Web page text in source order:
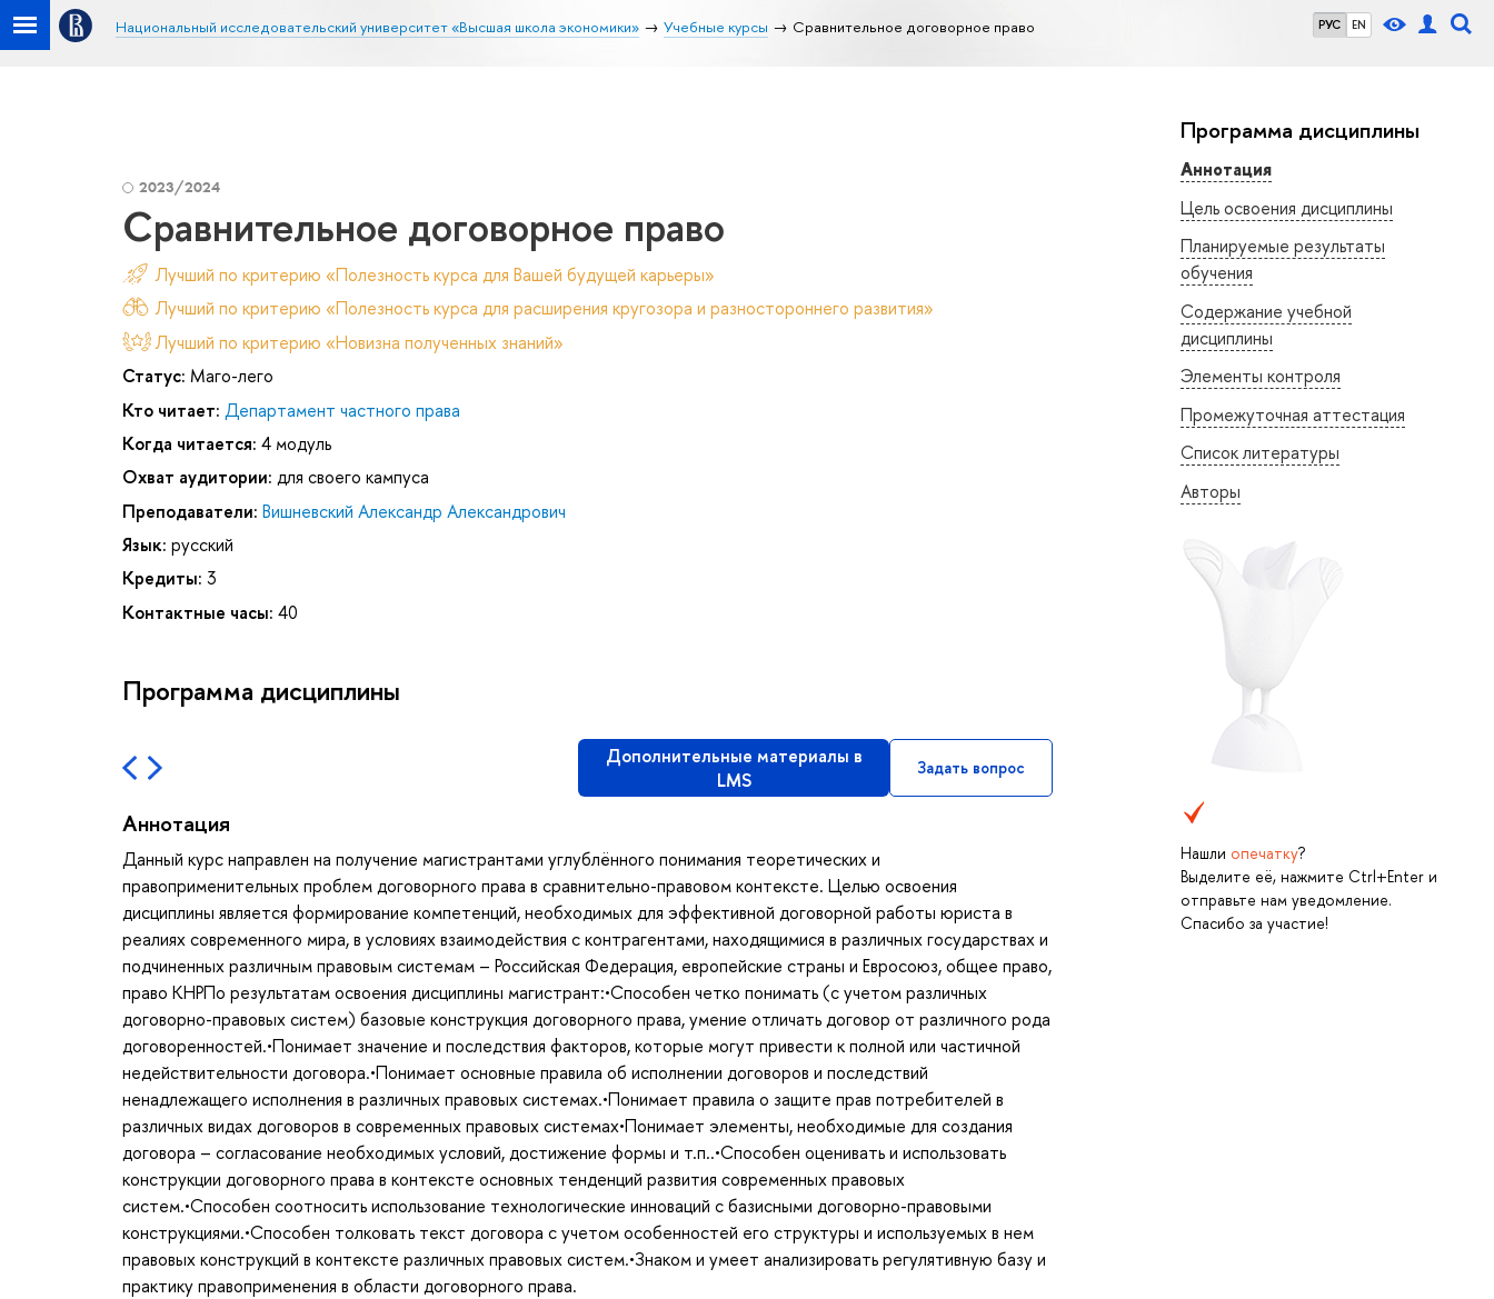
РУС EN
Национальный исследовательский университет «Высшая школа экономики» Учебные курсы Сравнительное договорное право
Программа дисциплины
Аннотация
Цель освоения дисциплины
Планируемые результаты
обучения
Содержание учебной
дисциплины
Элементы контроля
Промежуточная аттестация
Список литературы
Авторы
Нашли опечатку?
Выделите её, нажмите Ctrl+Enter и
отправьте нам уведомление.
Спасибо за участие!
2023/2024
Сравнительное договорное право
Лучший по критерию «Полезность курса для Вашей будущей карьеры»
Лучший по критерию «Полезность курса для расширения кругозора и разностороннего развития»
Лучший по критерию «Новизна полученных знаний»
Статус: Маго-лего
Кто читает: Департамент частного права
Когда читается: 4 модуль
Охват аудитории: для своего кампуса
Преподаватели: Вишневский Александр Александрович
Язык: русский
Кредиты: 3
Контактные часы: 40
Программа дисциплины
Дополнительные материалы в
LMS
Задать вопрос
Аннотация
Данный курс направлен на получение магистрантами углублённого понимания теоретических и
правоприменительных проблем договорного права в сравнительно-правовом контексте. Целью освоения
дисциплины является формирование компетенций, необходимых для эффективной договорной работы юриста в
реалиях современного мира, в условиях взаимодействия с контрагентами, находящимися в различных государствах и
подчиненных различным правовым системам – Российская Федерация, европейские страны и Евросоюз, общее право,
право КНРПо результатам освоения дисциплины магистрант:•Способен четко понимать (с учетом различных
договорно-правовых систем) базовые конструкция договорного права, умение отличать договор от различного рода
договоренностей.•Понимает значение и последствия факторов, которые могут привести к полной или частичной
недействительности договора.•Понимает основные правила об исполнении договоров и последствий
ненадлежащего исполнения в различных правовых системах.•Понимает правила о защите прав потребителей в
различных видах договоров в современных правовых системах•Понимает элементы, необходимые для создания
договора – согласование необходимых условий, достижение формы и т.п..•Способен оценивать и использовать
конструкции договорного права в контексте основных тенденций развития современных правовых
систем.•Способен соотносить использование технологические инноваций с базисными договорно-правовыми
конструкциями.•Способен толковать текст договора с учетом особенностей его структуры и используемых в нем
правовых конструкций в контексте различных правовых систем.•Знаком и умеет анализировать регулятивную базу и
практику правоприменения в области договорного права.